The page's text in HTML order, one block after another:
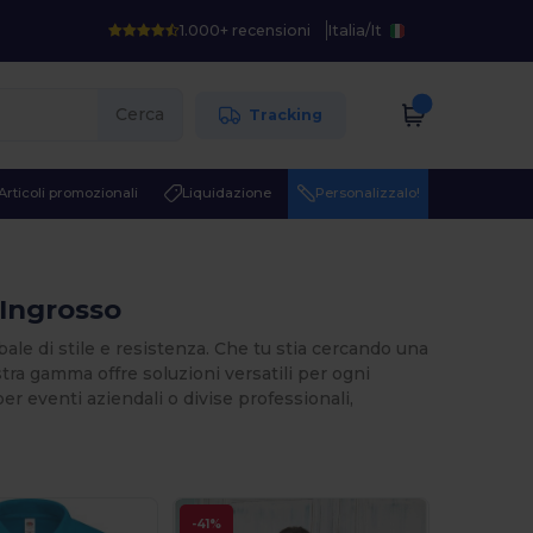
1.000+ recensioni Italia/It
Cerca Tracking
promozionali Liquidazione Personalizzalo!
di stile e resistenza. Che tu stia cercando una
gamma offre soluzioni versatili per ogni
eventi aziendali o divise professionali,
-41%